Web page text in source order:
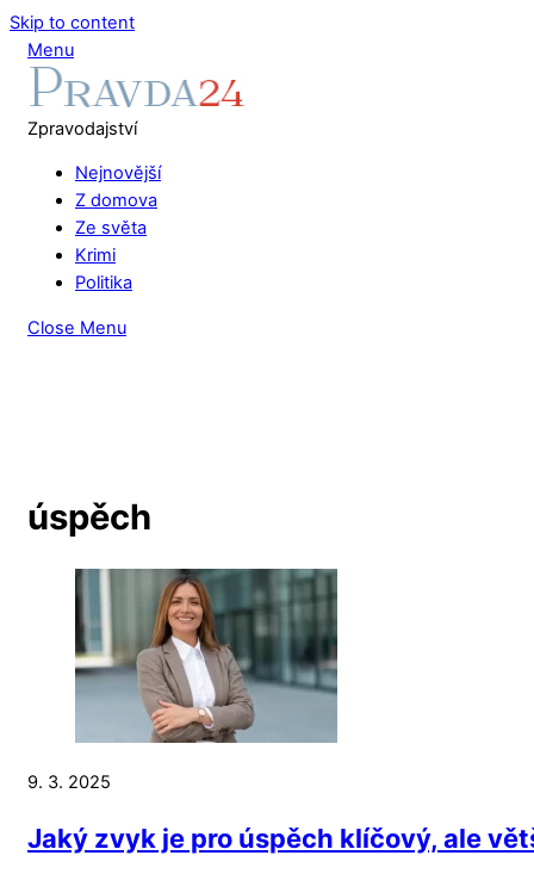
Skip to content
Menu
Zpravodajství
Nejnovější
Z domova
Ze světa
Krimi
Politika
Close Menu
úspěch
9. 3. 2025
Jaký zvyk je pro úspěch klíčový, ale